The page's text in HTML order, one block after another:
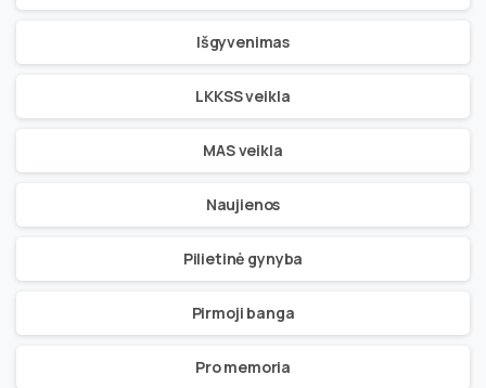
Išgyvenimas
LKKSS veikla
MAS veikla
Naujienos
Pilietinė gynyba
Pirmoji banga
Pro memoria